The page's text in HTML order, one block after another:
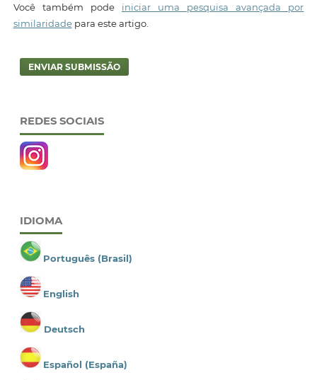
Você também pode iniciar uma pesquisa avançada por
similaridadepara este artigo.
ENVIAR SUBMISSÃO
REDES SOCIAIS
IDIOMA
Português (Brasil)
English
Deutsch
Español (España)